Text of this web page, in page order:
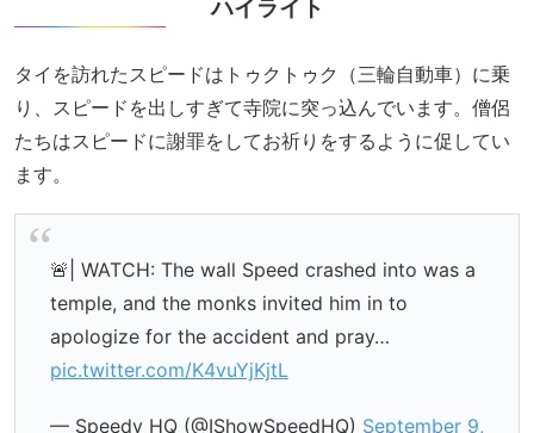
ハイライト
タイを訪れたスピードはトゥクトゥク（三輪自動車）に乗
り、スピードを出しすぎて寺院に突っ込んでいます。僧侶
たちはスピードに謝罪をしてお祈りをするように促してい
ます。
🚨| WATCH: The wall Speed crashed into was a
temple, and the monks invited him in to
apologize for the accident and pray…
pic.twitter.com/K4vuYjKjtL
— Speedy HQ (@IShowSpeedHQ) September 9,